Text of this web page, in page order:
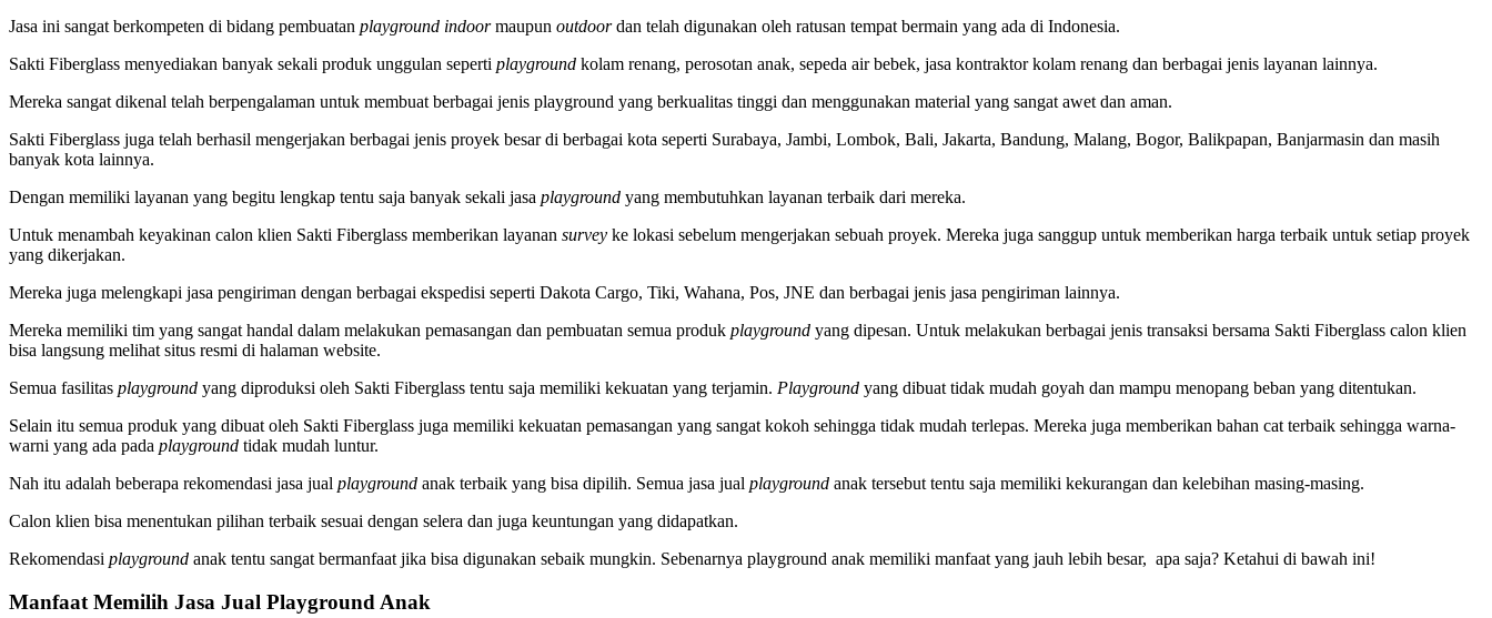
Jasa ini sangat berkompeten di bidang pembuatan playground indoormaupun outdoordan telah digunakan oleh ratusan tempat bermain yang ada di Indonesia.
Sakti Fiberglass menyediakan banyak sekali produk unggulan seperti playground kolam renang, perosotan anak, sepeda air bebek, jasa kontraktor kolam renang dan berbagai jenis layanan lainnya.
Mereka sangat dikenal telah berpengalaman untuk membuat berbagai jenis playground yang berkualitas tinggi dan menggunakan material yang sangat awet dan aman.
Sakti Fiberglass juga telah berhasil mengerjakan berbagai jenis proyek besar di berbagai kota seperti Surabaya, Jambi, Lombok, Bali, Jakarta, Bandung, Malang, Bogor, Balikpapan, Banjarmasin dan masih
banyak kota lainnya.
Dengan memiliki layanan yang begitu lengkap tentu saja banyak sekali jasa playground yang membutuhkan layanan terbaik dari mereka.
Untuk menambah keyakinan calon klien Sakti Fiberglass memberikan layanan survey ke lokasi sebelum mengerjakan sebuah proyek. Mereka juga sanggup untuk memberikan harga terbaik untuk setiap proyek
yang dikerjakan.
Mereka juga melengkapi jasa pengiriman dengan berbagai ekspedisi seperti Dakota Cargo, Tiki, Wahana, Pos, JNE dan berbagai jenis jasa pengiriman lainnya.
Mereka memiliki tim yang sangat handal dalam melakukan pemasangan dan pembuatan semua produk playground yang dipesan. Untuk melakukan berbagai jenis transaksi bersama Sakti Fiberglass calon klien
bisa langsung melihat situs resmi di halaman website.
Semua fasilitas playground yang diproduksi oleh Sakti Fiberglass tentu saja memiliki kekuatan yang terjamin. Playground yang dibuat tidak mudah goyah dan mampu menopang beban yang ditentukan.
Selain itu semua produk yang dibuat oleh Sakti Fiberglass juga memiliki kekuatan pemasangan yang sangat kokoh sehingga tidak mudah terlepas. Mereka juga memberikan bahan cat terbaik sehingga warna-
warni yang ada pada playground tidak mudah luntur.
Nah itu adalah beberapa rekomendasi jasa jual playground anak terbaik yang bisa dipilih. Semua jasa jual playground anak tersebut tentu saja memiliki kekurangan dan kelebihan masing-masing.
Calon klien bisa menentukan pilihan terbaik sesuai dengan selera dan juga keuntungan yang didapatkan.
Rekomendasi playground anak tentu sangat bermanfaat jika bisa digunakan sebaik mungkin. Sebenarnya playground anak memiliki manfaat yang jauh lebih besar, apa saja? Ketahui di bawah ini!
Manfaat Memilih Jasa Jual Playground Anak